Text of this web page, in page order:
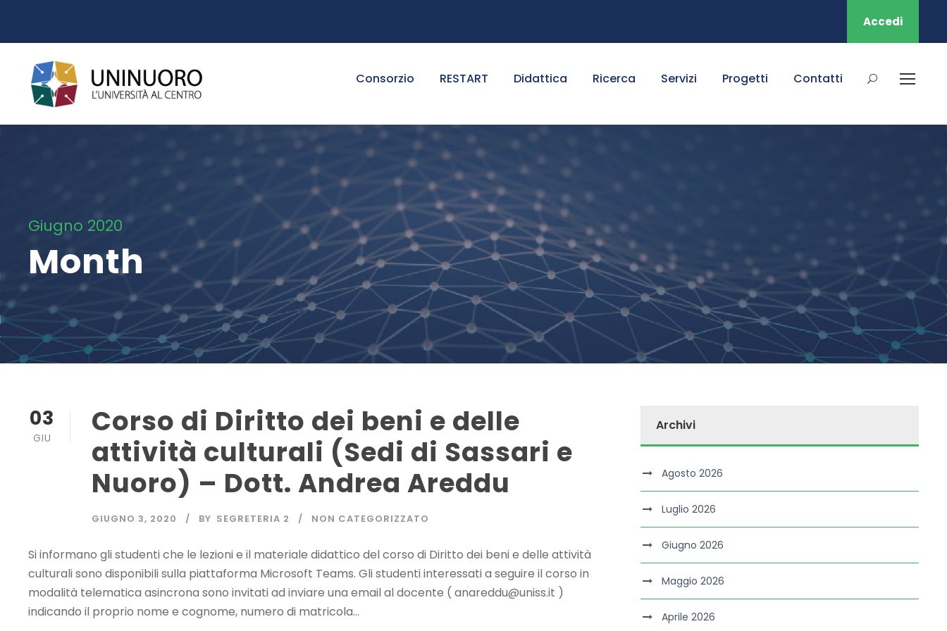
Accedi
Consorzio RESTART Didattica Ricerca Servizi Progetti Contatti
Giugno 2020
Month
03
GIU
Corso di Diritto dei beni e delle
attività culturali (Sedi di Sassari e
Nuoro) – Dott. Andrea Areddu
GIUGNO 3, 2020 BY SEGRETERIA 2 NON CATEGORIZZATO
Si informano gli studenti che le lezioni e il materiale didattico del corso di Diritto dei beni e delle attività
culturali sono disponibili sulla piattaforma Microsoft Teams. Gli studenti interessati a seguire il corso in
modalità telematica asincrona sono invitati ad inviare una email al docente ( anareddu@uniss.it )
indicando il proprio nome e cognome, numero di matricola...
Archivi
Agosto 2026
Luglio 2026
Giugno 2026
Maggio 2026
Aprile 2026